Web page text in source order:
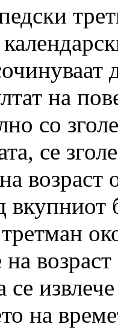
на
со
се
вкупниот
на
на